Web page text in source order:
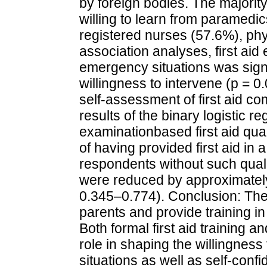
willing to learn from
registered nurses (57.6%),
association analyses, first aid
emergency situations was
willingness to intervene (p =
self-assessment of first aid
results of the binary logistic
examinationbased first aid
of having provided first aid in
respondents without such
were reduced by
0.345–0.774). Conclusion:
parents and provide training
Both formal first aid training
role in shaping the
situations as well as self-